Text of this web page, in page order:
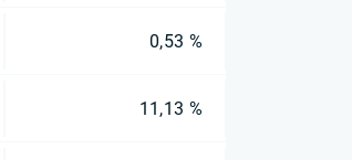
0,53 %
11,13 %